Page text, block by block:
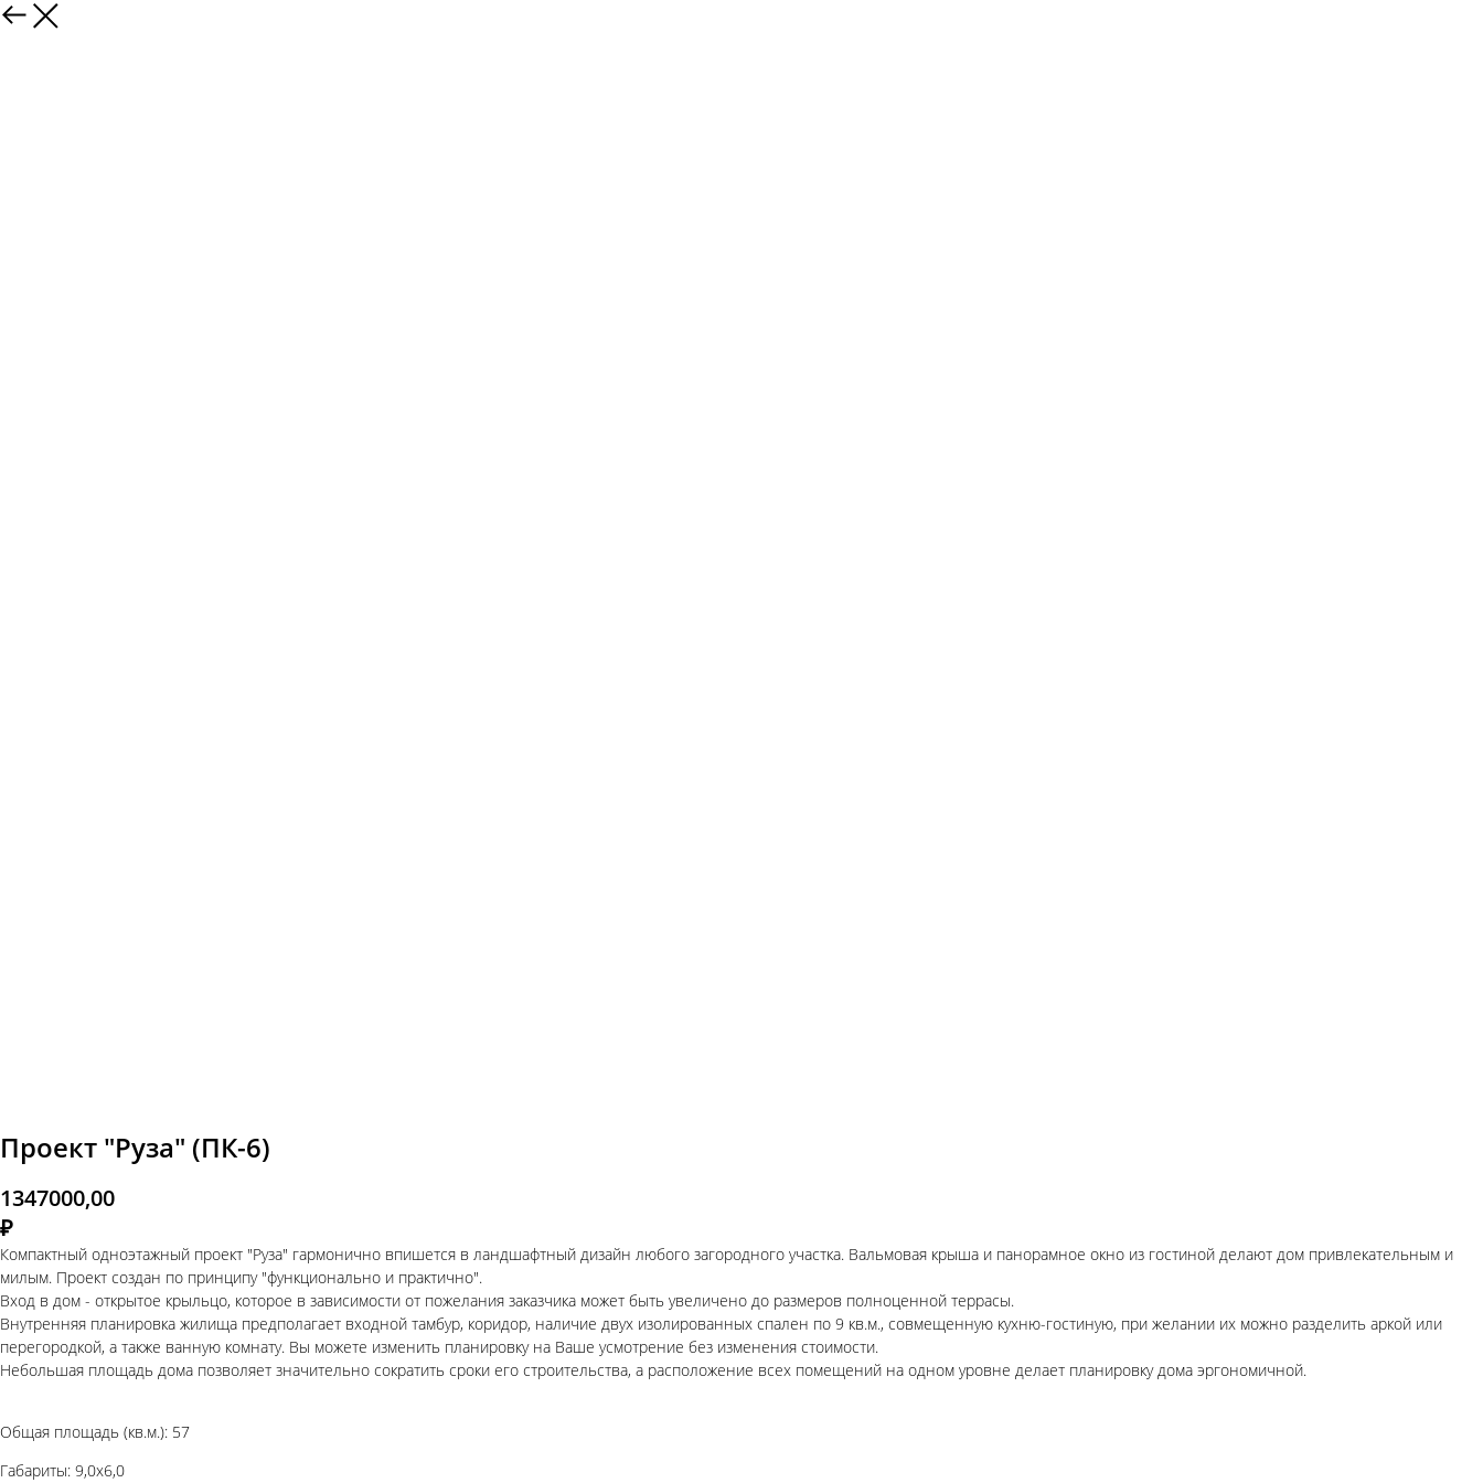
Проект "Руза" (ПК-6)
1347000,00
₽
Компактный одноэтажный проект "Руза" гармонично впишется в ландшафтный дизайн любого загородного участка. Вальмовая крыша и панорамное окно из гостиной делают дом привлекательным и
милым. Проект создан по принципу "функционально и практично".
Вход в дом - открытое крыльцо, которое в зависимости от пожелания заказчика может быть увеличено до размеров полноценной террасы.
Внутренняя планировка жилища предполагает входной тамбур, коридор, наличие двух изолированных спален по 9 кв.м., совмещенную кухню-гостиную, при желании их можно разделить аркой или
перегородкой, а также ванную комнату. Вы можете изменить планировку на Ваше усмотрение без изменения стоимости.
Небольшая площадь дома позволяет значительно сократить сроки его строительства, а расположение всех помещений на одном уровне делает планировку дома эргономичной.
Общая площадь (кв.м.): 57
Габариты: 9,0х6,0